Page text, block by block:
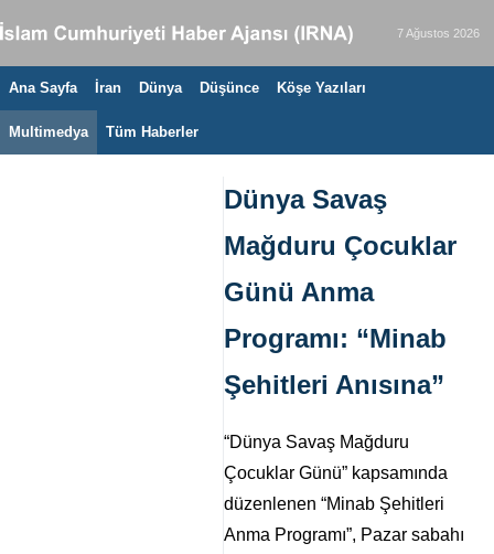
7 Ağustos 2026
Ana Sayfa İran Dünya Düşünce Köşe Yazıları
Multimedya Tüm Haberler
Dünya Savaş
Mağduru Çocuklar
Günü Anma
Programı: “Minab
Şehitleri Anısına”
“Dünya Savaş Mağduru
Çocuklar Günü” kapsamında
düzenlenen “Minab Şehitleri
Anma Programı”, Pazar sabahı